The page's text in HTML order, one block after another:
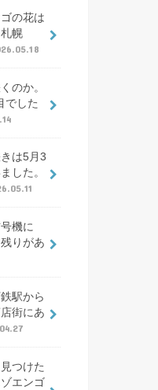
の花は
幌
のか。
でした
は5月3
した。
機に
りがあ
駅から
街にあ
つけた
エンゴ